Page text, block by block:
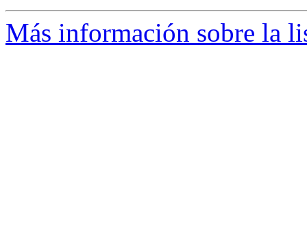
Más información sobre la